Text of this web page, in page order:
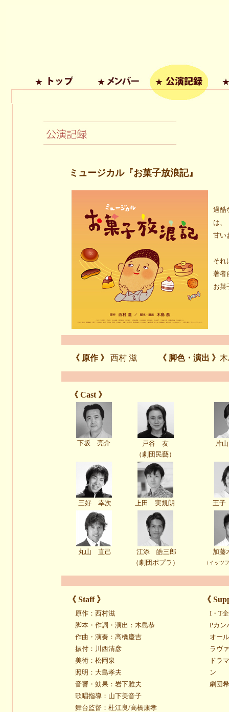
ミュージカル『お菓子放浪記』
過酷
は、
甘い
それ
著者
お菓
《 原作 》 西村 滋 《 脚色・演出 》
《 Cast 》
下坂 亮介
戸谷 友
（劇団民藝）
片
三好 幸次 上田 実規朗 王
丸山 直己
江添 皓三郎
（劇団ポプラ）
加
（イッツ
《 Staff 》 《
原作：西村滋
脚本・作詞・演出：木島恭
作曲・演奏：高橋慶吉
振付：川西清彦
美術：松岡泉
照明：大島孝夫
音響・効果：岩下雅夫
歌唱指導：山下美音子
舞台監督：杜江良/高橋康孝
I・T
Pカン
オー
ラヴ
ドラ
ン
劇団